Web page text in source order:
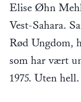
Elise Øhn
Vest-Sahara.
Rød Ungdom,
som har vært
1975. Uten hell.